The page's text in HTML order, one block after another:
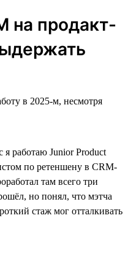
на продакт-
работаю Junior Product
по ретеншену в CRM-
там всего три
но понял, что мэтча
стаж мог отталкивать